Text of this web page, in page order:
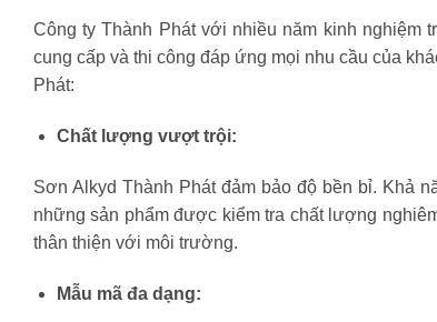
Công ty Thành Phát với nhiều năm kinh nghiệm
cung cấp và thi công đáp ứng mọi nhu cầu của
Phát:
Chất lượng vượt trội:
Sơn Alkyd Thành Phát đảm bảo độ bền bỉ. Khả
những sản phẩm được kiểm tra chất lượng
thân thiện với môi trường.
Mẫu mã đa dạng: